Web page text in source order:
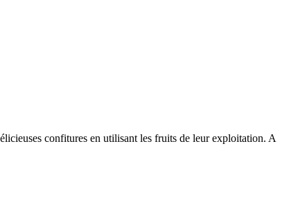
confitures en utilisant les fruits de leur exploitation. A